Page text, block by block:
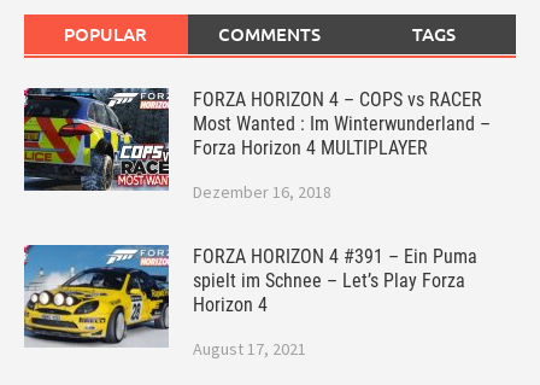
POPULAR COMMENTS TAGS
FORZA HORIZON 4 – COPS vs RACER
Most Wanted : Im Winterwunderland –
Forza Horizon 4 MULTIPLAYER
Dezember 16, 2018
FORZA HORIZON 4 #391 – Ein Puma
spielt im Schnee – Let’s Play Forza
Horizon 4
August 17, 2021